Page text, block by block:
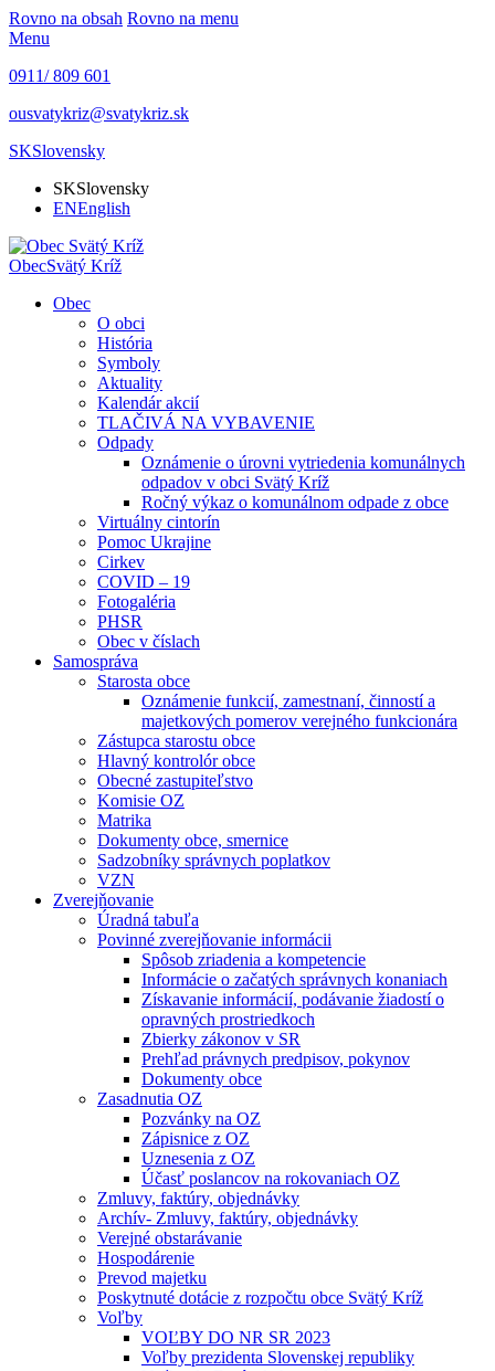
Rovno na obsah Rovno na menu
Menu
0911/ 809 601
ousvatykriz@svatykriz.sk
SKSlovensky
SKSlovensky
ENEnglish
ObecSvätý Kríž
Obec
O obci
História
Symboly
Aktuality
Kalendár akcií
TLAČIVÁ NA VYBAVENIE
Odpady
Oznámenie o úrovni vytriedenia komunálnych
odpadov v obci Svätý Kríž
Ročný výkaz o komunálnom odpade z obce
Virtuálny cintorín
Pomoc Ukrajine
Cirkev
COVID – 19
Fotogaléria
PHSR
Obec v číslach
Samospráva
Starosta obce
Oznámenie funkcií, zamestnaní, činností a
majetkových pomerov verejného funkcionára
Zástupca starostu obce
Hlavný kontrolór obce
Obecné zastupiteľstvo
Komisie OZ
Matrika
Dokumenty obce, smernice
Sadzobníky správnych poplatkov
VZN
Zverejňovanie
Úradná tabuľa
Povinné zverejňovanie informácii
Spôsob zriadenia a kompetencie
Informácie o začatých správnych konaniach
Získavanie informácií, podávanie žiadostí o
opravných prostriedkoch
Zbierky zákonov v SR
Prehľad právnych predpisov, pokynov
Dokumenty obce
Zasadnutia OZ
Pozvánky na OZ
Zápisnice z OZ
Uznesenia z OZ
Účasť poslancov na rokovaniach OZ
Zmluvy, faktúry, objednávky
Archív- Zmluvy, faktúry, objednávky
Verejné obstarávanie
Hospodárenie
Prevod majetku
Poskytnuté dotácie z rozpočtu obce Svätý Kríž
Voľby
VOĽBY DO NR SR 2023
Voľby prezidenta Slovenskej republiky